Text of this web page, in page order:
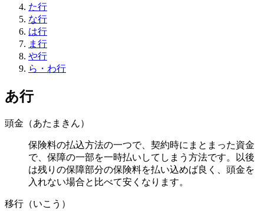
た行
な行
は行
ま行
や行
ら・わ行
あ行
頭金（あたまきん）
保険料の払込方法の一つで、契約時にまとまった資金
で、保障の一部を一時払いしてしまう方法です。以後
は残りの保障部分の保険料を払い込めば良く、頭金を
入れない場合と比べて安くなります。
移行（いこう）